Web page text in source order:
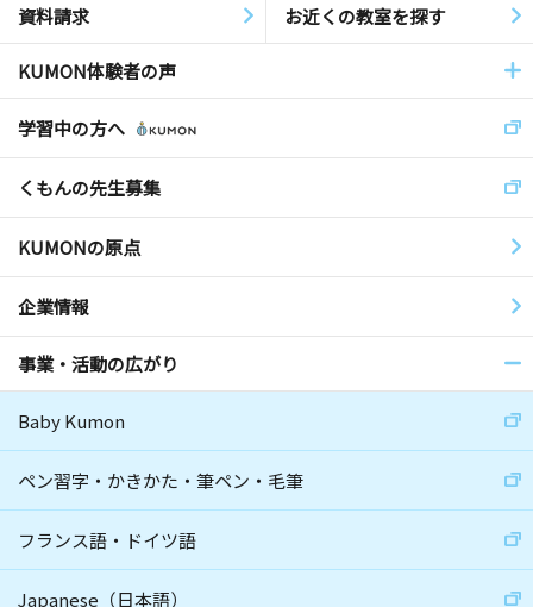
資料請求 お近くの教室を探す
KUMON体験者の声
学習中の方へ
くもんの先生募集
KUMONの原点
企業情報
事業・活動の広がり
Baby Kumon
ペン習字・かきかた・筆ペン・毛筆
フランス語・ドイツ語
Japanese（日本語）